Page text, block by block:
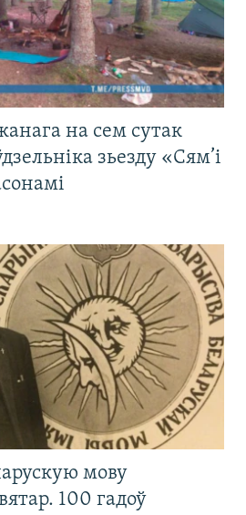
на сем сутак
зьезду «Сям’і
мову
100 гадоў